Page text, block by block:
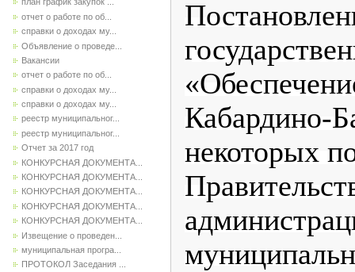
отчет о работе по об...
справки о доходах му...
Объявление о проведе...
Вакансии
отчет о работе по об...
справки о доходах му...
справки о доходах му...
реестр муниципальног...
реестр муниципальног...
Отчет за 2017 год
КОНКУРСНАЯ ДОКУМЕНТА...
КОНКУРСНАЯ ДОКУМЕНТА...
КОНКУРСНАЯ ДОКУМЕНТА...
КОНКУРСНАЯ ДОКУМЕНТА...
КОНКУРСНАЯ ДОКУМЕНТА...
Извещение о проведен...
муниципальная програ...
ПРОТОКОЛ Заседания ...
Кабардино-
некоторых